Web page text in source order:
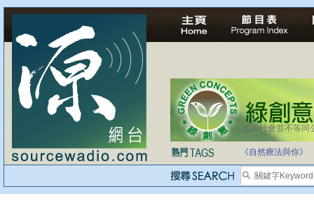
法治社會並不等同
《自然療法與你》